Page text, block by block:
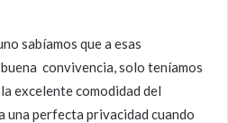
sabíamos que a esas
convivencia, solo teníamos
excelente comodidad del
una perfecta privacidad cuando